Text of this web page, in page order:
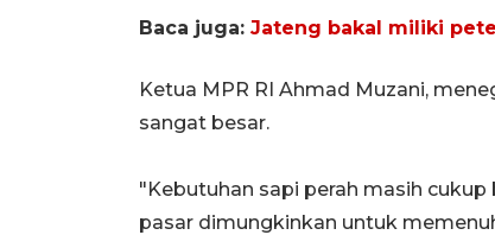
Baca juga: Jateng bakal miliki
Ketua MPR RI Ahmad Muzani,
sangat besar.
"Kebutuhan sapi perah masih cukup
pasar dimungkinkan untuk